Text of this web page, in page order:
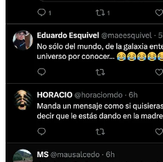
Comentarios
Lo mejor de
Sin posts
Por supuesto, sigue adelante.